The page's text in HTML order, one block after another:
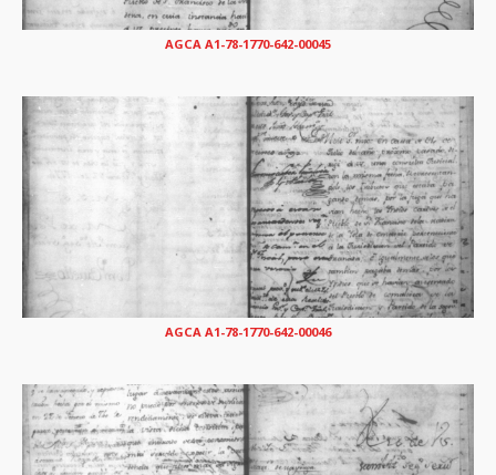
AGCA A1-78-1770-642-00045
AGCA A1-78-1770-642-00046